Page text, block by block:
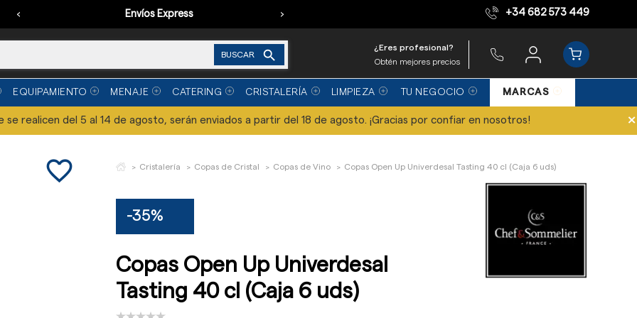
Envíos Express Equipo de expertos
‹ › +34 682 573 449
BUSCAR 
¿Eres profesional?
Obtén mejores precios
EQUIPAMIENTO MENAJE CATERING CRISTALERÍA LIMPIEZA TU NEGOCIO MARCAS
se realicen del 5 al 14 de agosto, serán enviados a partir del 18 de agosto. ¡Gracias por confiar en nosotros! ×
favorite_border Cristalería Copas de Cristal Copas de Vino Copas Open Up Univerdesal Tasting 40 cl (Caja 6 uds)
-35%
Copas Open Up Univerdesal
Tasting 40 cl (Caja 6 uds)